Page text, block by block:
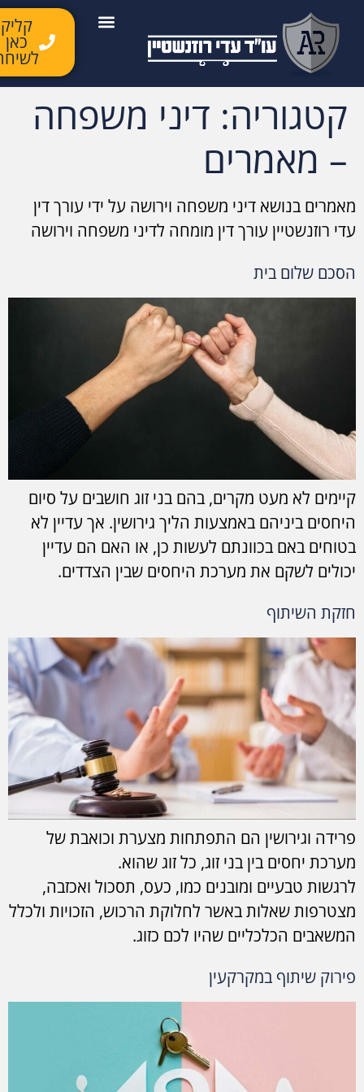
קליק
כאן
קטגוריה: דיני משפחה
– מאמרים
מאמרים בנושא דיני משפחה וירושה על ידי עורך דין
עדי רוזנשטיין עורך דין מומחה לדיני משפחה וירושה
הסכם שלום בית
קיימים לא מעט מקרים, בהם בני זוג חושבים על סיום
היחסים ביניהם באמצעות הליך גירושין. אך עדיין לא
בטוחים באם בכוונתם לעשות כן, או האם הם עדיין
יכולים לשקם את מערכת היחסים שבין הצדדים.
חזקת השיתוף
פרידה וגירושין הם התפתחות מצערת וכואבת של
מערכת יחסים בין בני זוג, כל זוג שהוא.
לרגשות טבעיים ומובנים כמו, כעס, תסכול ואכזבה,
מצטרפות שאלות באשר לחלוקת הרכוש, הזכויות ולכלל
המשאבים הכלכליים שהיו לכם כזוג.
פירוק שיתוף במקרקעין